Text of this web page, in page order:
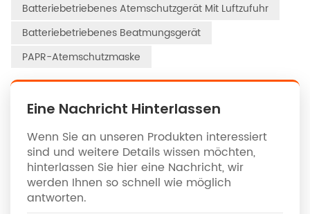
Batteriebetriebenes Atemschutzgerät Mit Luftzufuhr
Batteriebetriebenes Beatmungsgerät
PAPR-Atemschutzmaske
Eine Nachricht Hinterlassen
Wenn Sie an unseren Produkten interessiert
sind und weitere Details wissen möchten,
hinterlassen Sie hier eine Nachricht, wir
werden Ihnen so schnell wie möglich
antworten.